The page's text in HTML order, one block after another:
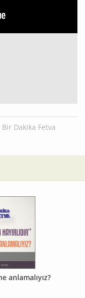
Bir Dakika Fetva
anlamalıyız?